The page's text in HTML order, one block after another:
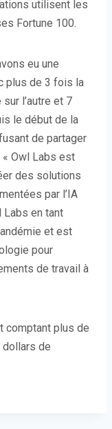
utilisent les
Fortune 100.
eu une
plus de 3 fois la
l’autre et 7
le début de la
de partager
Owl Labs est
des solutions
par l’IA
Labs en tant
et est
pour
de travail à
comptant plus de
de